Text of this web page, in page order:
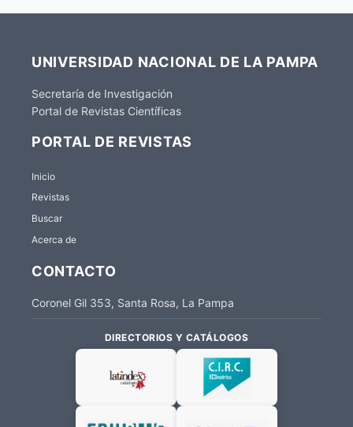
UNIVERSIDAD NACIONAL DE LA PAMPA
Secretaría de Investigación
Portal de Revistas Científicas
PORTAL DE REVISTAS
Inicio
Revistas
Buscar
Acerca de
CONTACTO
Coronel Gil 353, Santa Rosa, La Pampa
DIRECTORIOS Y CATÁLOGOS